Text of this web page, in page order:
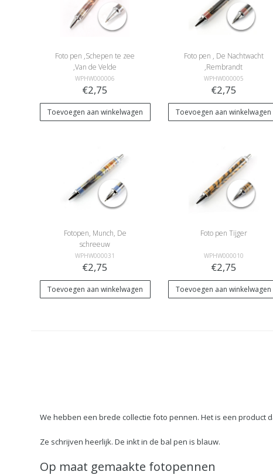
Foto pen ,Schepen te zee
,Van de Velde
WPHW000006
€2,75
Toevoegen aan winkelwagen
Foto pen , De Nachtwacht
,Rembrandt
WPHW000005
€2,75
Toevoegen aan winkelwagen
Fotopen, Munch, De
schreeuw
WPHW000031
€2,75
Toevoegen aan winkelwagen
Foto pen Tijger
WPHW000010
€2,75
Toevoegen aan winkelwagen
We hebben een brede collectie foto pennen. Het is een product
Ze schrijven heerlijk. De inkt in de bal pen is blauw.
Op maat gemaakte fotopennen